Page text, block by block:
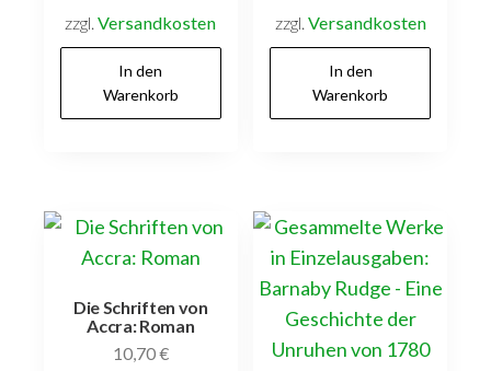
zzgl.Versandkosten
In den
Warenkorb
zzgl. Versandkosten
In den
Warenkorb
Die Schriften von
Accra: Roman
10,70€